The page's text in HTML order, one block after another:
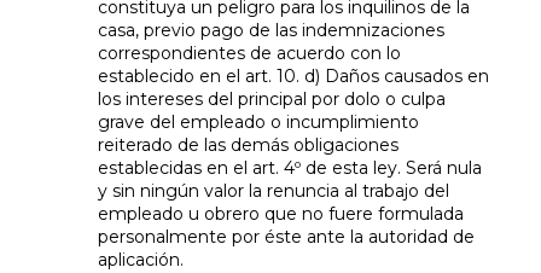
constituya un peligro para los inquilinos de la
casa, previo pago de las indemnizaciones
correspondientes de acuerdo con lo
establecido en el art. 10. d) Daños causados en
los intereses del principal por dolo o culpa
grave del empleado o incumplimiento
reiterado de las demás obligaciones
establecidas en el art. 4º de esta ley. Será nula
y sin ningún valor la renuncia al trabajo del
empleado u obrero que no fuere formulada
personalmente por éste ante la autoridad de
aplicación.